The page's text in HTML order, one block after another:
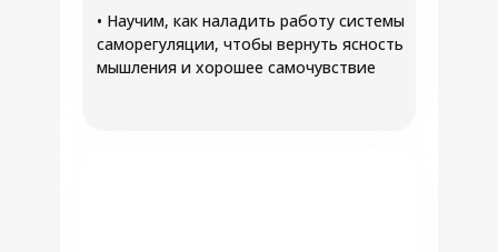
• Научим, как наладить работу системы
саморегуляции, чтобы вернуть ясность
мышления и хорошее самочувствие